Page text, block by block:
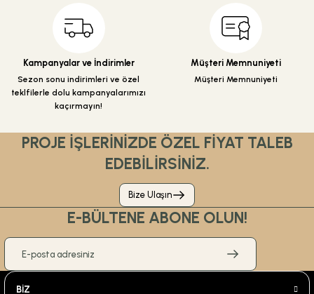
Bu ürüne benzer farklı alternatifler
Gönder
Kampanyalar ve İndirimler
Sezon sonu indirimleri ve özel
teklfilerle dolu kampanyalarımızı
kaçırmayın!
Müşteri Memnuniyeti
Müşteri Memnuniyeti
PROJE İŞLERİNİZDE ÖZEL FİYAT TALEB
EDEBİLİRSİNİZ.
Bize Ulaşın
E-BÜLTENE ABONE OLUN!
BİZ